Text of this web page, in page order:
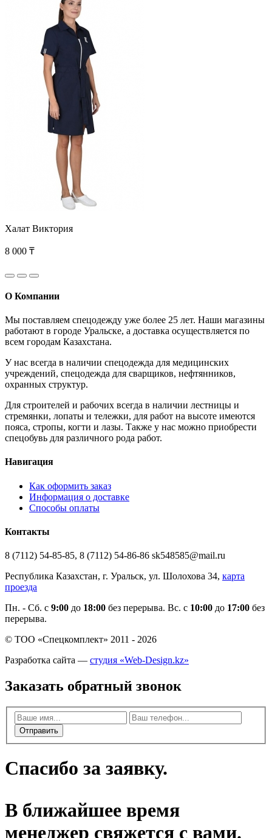
Халат Виктория
8 000 ₸
О Компании
Мы поставляем спецодежду уже более 25 лет. Наши магазины
работают в городе Уральске, а доставка осуществляется по
всем городам Казахстана.
У нас всегда в наличии спецодежда для медицинских
учреждений, спецодежда для сварщиков, нефтянников,
охранных структур.
Для строителей и рабочих всегда в наличии лестницы и
стремянки, лопаты и тележки, для работ на высоте имеются
пояса, стропы, когти и лазы. Также у нас можно приобрести
спецобувь для различного рода работ.
Навигация
Как оформить заказ
Информация о доставке
Способы оплаты
Контакты
8 (7112) 54-85-85, 8 (7112) 54-86-86 sk548585@mail.ru
Республика Казахстан, г. Уральск, ул. Шолохова 34, карта
проезда
Пн. - Cб. с 9:00 до 18:00 без перерыва. Вс. с 10:00 до 17:00 без
перерыва.
© ТОО «Спецкомплект» 2011 - 2026
Разработка сайта — студия «Web-Design.kz»
Заказать обратный звонок
Отправить
Спасибо за заявку.
В ближайшее время
менеджер свяжется с вами.